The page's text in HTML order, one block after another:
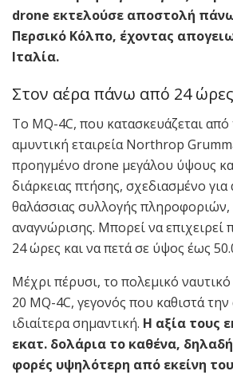
drone εκτελούσε αποστολή
Περσικό Κόλπο, έχοντας
Ιταλία.
Στον αέρα πάνω από 24 ώρες
Το MQ-4C, που κατασκευάζεται από
αμυντική εταιρεία Northrop
προηγμένο drone μεγάλου ύψους
διάρκειας πτήσης, σχεδιασμένο
θαλάσσιας συλλογής πληροφοριών,
αναγνώρισης. Μπορεί να επιχειρεί
24 ώρες και να πετά σε ύψος έως
Μέχρι πέρυσι, το πολεμικό
20 MQ-4C, γεγονός που καθιστά
ιδιαίτερα σημαντική. Η αξία τους
εκατ. δολάρια το καθένα,
φορές υψηλότερη από εκείνη